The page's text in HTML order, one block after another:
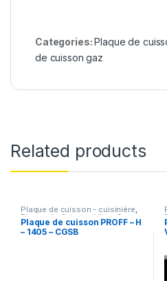
Categories:Plaque de
de cuisson gaz
Related products
Plaque de cuisson - cuisinière,
Plaque de Cuisson Vitro-Gas
Plaque de cuisson PROFF – H
– 1405 – CGSB